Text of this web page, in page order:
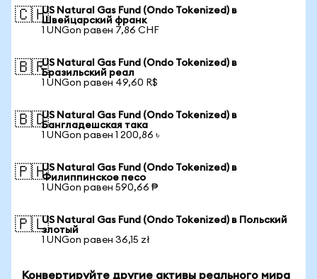
🇨🇭US Natural Gas Fund (Ondo Tokenized) в
Швейцарский франк
1 UNGon равен 7,86 CHF
🇧🇷US Natural Gas Fund (Ondo Tokenized) в
Бразильский реал
1 UNGon равен 49,60 R$
🇧🇩US Natural Gas Fund (Ondo Tokenized) в
Бангладешская така
1 UNGon равен 1 200,86 ৳
🇵🇭US Natural Gas Fund (Ondo Tokenized) в
Филиппинское песо
1 UNGon равен 590,66 ₱
🇵🇱US Natural Gas Fund (Ondo Tokenized) в Польский
злотый
1 UNGon равен 36,15 zł
Конвертируйте другие активы реального мира